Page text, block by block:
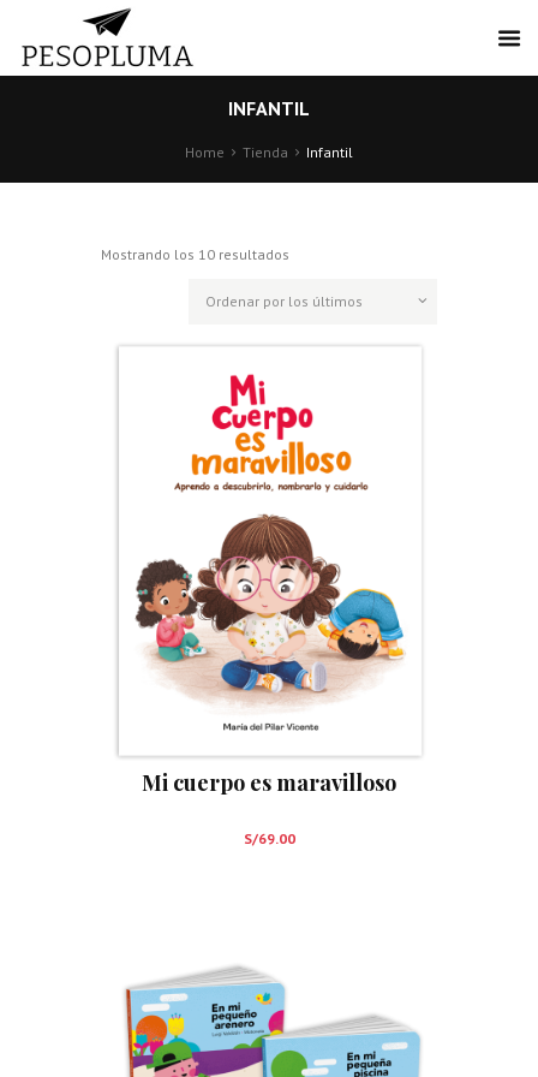
INFANTIL
Home Tienda Infantil
Mostrando los 10 resultados
los
Mi cuerpo es maravilloso
S/69.00